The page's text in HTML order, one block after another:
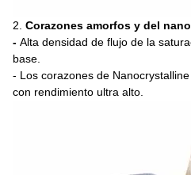
2. Corazones amorfos y del
- Alta densidad de flujo de la
base.
- Los corazones de
con rendimiento ultra alto.